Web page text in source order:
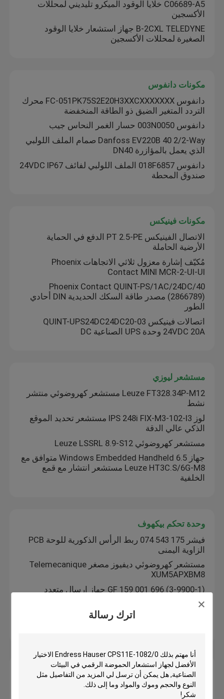
اترك رسالة
C06689-A5 خلايا الوقود الميكرو تليديني لمحللات
الأكسجين
B-2CXL TELEDYNE جهاز استشعار خلايا الوقود
الصغيرة لمحللات الأكسجين
مكونات دانفوس
دانفوس FC-051PK75S2E20H3XXCXXXXXXX محرك
التردد المتغير الضيق ذو الطاقة المنخفضة
دانفوس 003N0050 حسار الغمر النحاس جيب
Danfoss EV220B 40 2/2-Way صمام الملف اللولبي
الذي يعمل بالمؤازرة DN40
دانفوس 018F6857 الملف اللولبي لفائف 24VDC IP67
صندوق المحطة
مكونات فينيكس
الاتصال الفينيكس PT 2.5-PE الدفع في الحماية
الأرضية الحاملة
مُكيّف إشارة معزول ثلاثي الاتجاهات Phoenix
Contact MINI MCR-2-UI-UI
Phoenix Contact QUINT-PS/1AC/24DC/40
(2866789) مصدر طاقة السكك الحديدية DIN أحادي
الطور
اتصالات فينيكس QUINT-UPS24DC24DC20-03
24VDC 20A وحدة UPS الصناعية DC
مستشعر ليوزي
Leuze FT328.34P-M12 مستشعر كهروضوئي منتشر
نشط
لوز IPS 248i FIX-M3-102-I3 مستشعر تحديد الموقع
الذكي عالي الدقة
مستشعر كهروضوئي Leuze LSSRL 8.9-S12
جهاز Windows Embedded Handheld 6.5 متوافق مع
Leuze HT3C.S/6G-M8 مستشعر انتشار مع قمع
الخلفية
وحدة تحكم بيكهوف
فيشر 175 543 074 ربط الرأس الذكورية للوحة PCB
الزاوية اليمنى
مستشعر كهروضوئي ديفيوز مصغر Telemecanique
XUM5APXBM8
GF 159 001 696 (3-9900-1) جهاز إرسال متعدد
المعلمات SmartPro
مستشعر تقارب حثي Telemecanique
ألن برادلي PLC المنتجات
Modbus Master Slave Network Interface Module